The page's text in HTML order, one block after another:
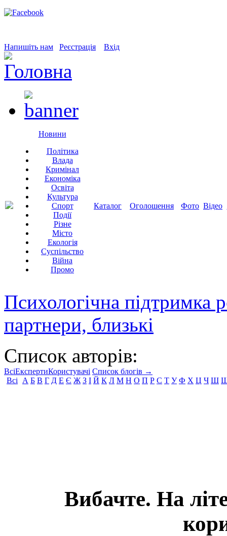
Напишіть нам Реєстрація Вхід
Новини
Політика
Влада
Кримінал
Економіка
Освіта
Культура
Спорт
Події
Різне
Місто
Екологія
Суспільство
Війна
Промо
Каталог Оголошення Фото Відео
Психологічна підтримка
партнери, близькі
Список авторів:
ВсіЕкспертиКористувачі Список блогів →
Всі
А Б В Г Д Е Є Ж З І Й К Л М Н О П Р С Т У Ф Х Ц Ч Ш
Вибачте. На